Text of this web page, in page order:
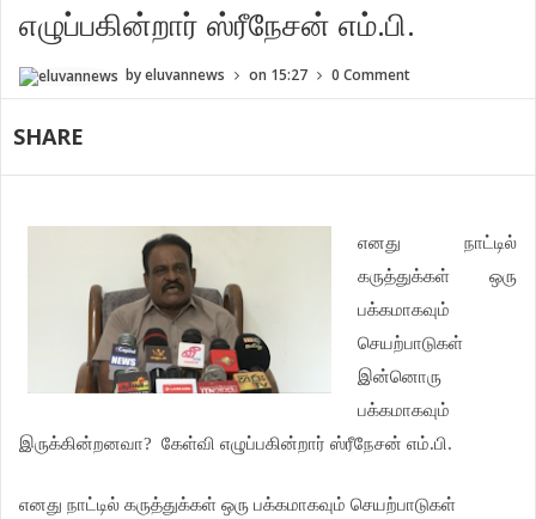
எழுப்பகின்றார் ஸ்ரீநேசன் எம்.பி.
byeluvannews on 15:27 0 Comment
SHARE
எனது நாட்டில்
கருத்துக்கள் ஒரு
பக்கமாகவும்
செயற்பாடுகள்
இன்னொரு
பக்கமாகவும்
இருக்கின்றனவா? கேள்வி எழுப்பகின்றார் ஸ்ரீநேசன் எம்.பி.
எனது நாட்டில் கருத்துக்கள் ஒரு பக்கமாகவும் செயற்பாடுகள்